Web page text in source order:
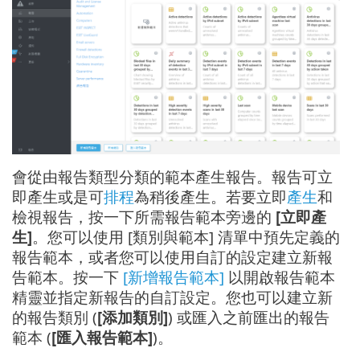
會從由報告類型分類的範本產生報告。報告可立
即產生或是可排程為稍後產生。若要立即產生和
檢視報告，按一下所需報告範本旁邊的 [立即產
生]。您可以使用 [類別與範本] 清單中預先定義的
報告範本，或者您可以使用自訂的設定建立新報
告範本。按一下 [新增報告範本] 以開啟報告範本
精靈並指定新報告的自訂設定。您也可以建立新
的報告類別 ([添加類別]) 或匯入之前匯出的報告
範本 ([匯入報告範本])。